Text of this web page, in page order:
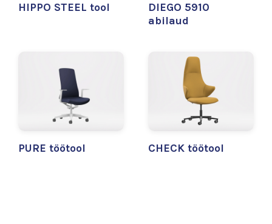
HIPPO STEEL tool
DIEGO 5910
abilaud
PURE töötool CHECK töötool